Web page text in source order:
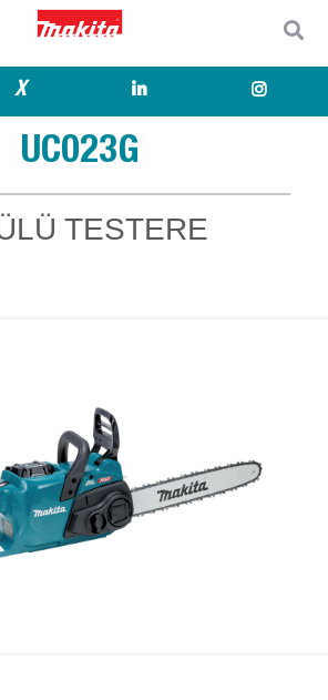
X
UC023G
TESTERE